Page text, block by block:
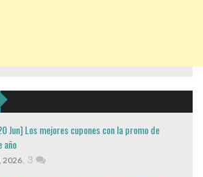
Jun] Los mejores cupones con la promo de
año
2026, 3